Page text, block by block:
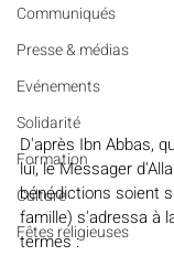
Communiqués
Presse & médias
Evénements
Solidarité
Formation
Culture
Fêtes religieuses
D'après Ibn Abbas,
lui, le Messager
bénédictions soient
famille) s'adressa à
termes :